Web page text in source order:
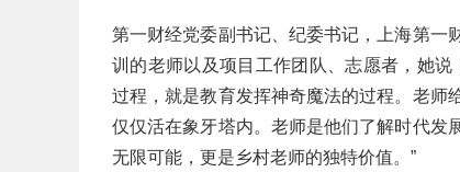
第一财经党委副书记、纪委书记，上海第一
训的老师以及项目工作团队、志愿者，她
过程，就是教育发挥神奇魔法的过程。老师
仅仅活在象牙塔内。老师是他们了解时代发
无限可能，更是乡村老师的独特价值。”